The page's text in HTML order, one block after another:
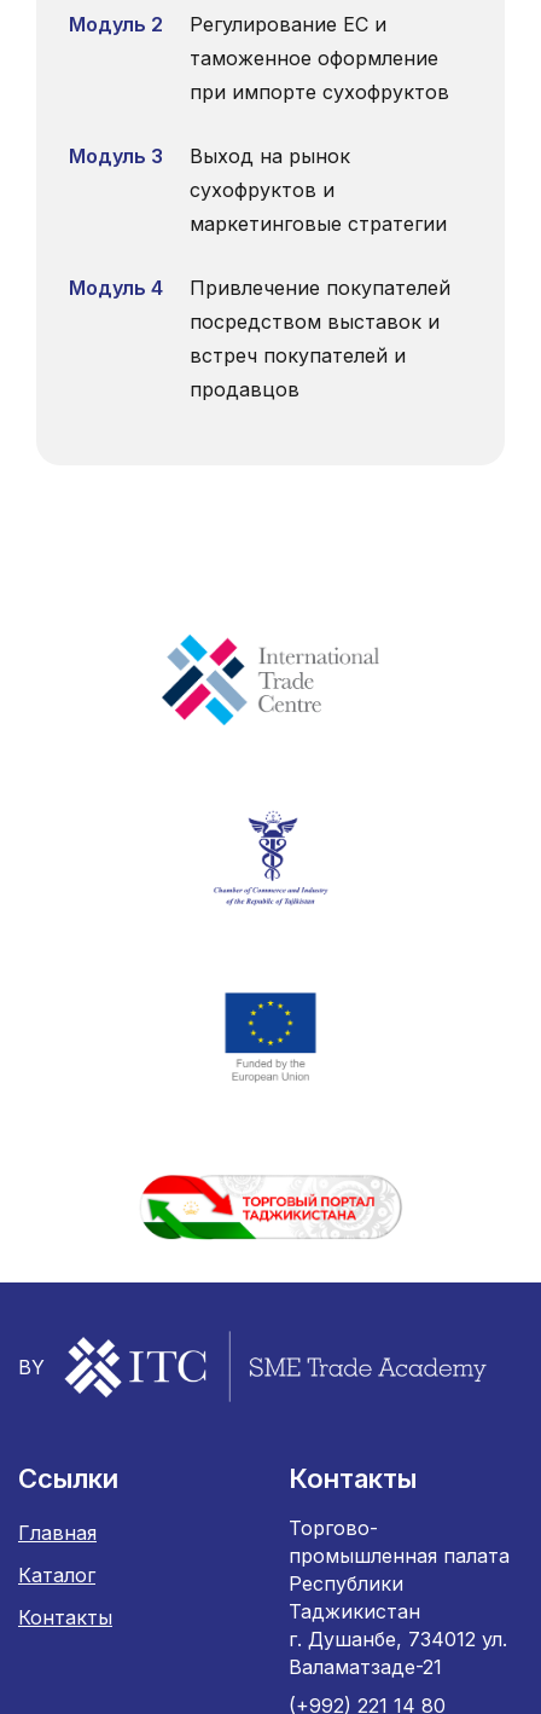
Модуль 2
Регулирование ЕС и
таможенное оформление
при импорте сухофруктов
Модуль 3
Выход на рынок
сухофруктов и
маркетинговые стратегии
Модуль 4
Привлечение покупателей
посредством выставок и
встреч покупателей и
продавцов
BY
Ссылки
Главная
Каталог
Контакты
Контакты
Торгово-
промышленная палата
Республики
Таджикистан
г. Душанбе, 734012 ул.
Валаматзаде-21
(+992) 221 14 80